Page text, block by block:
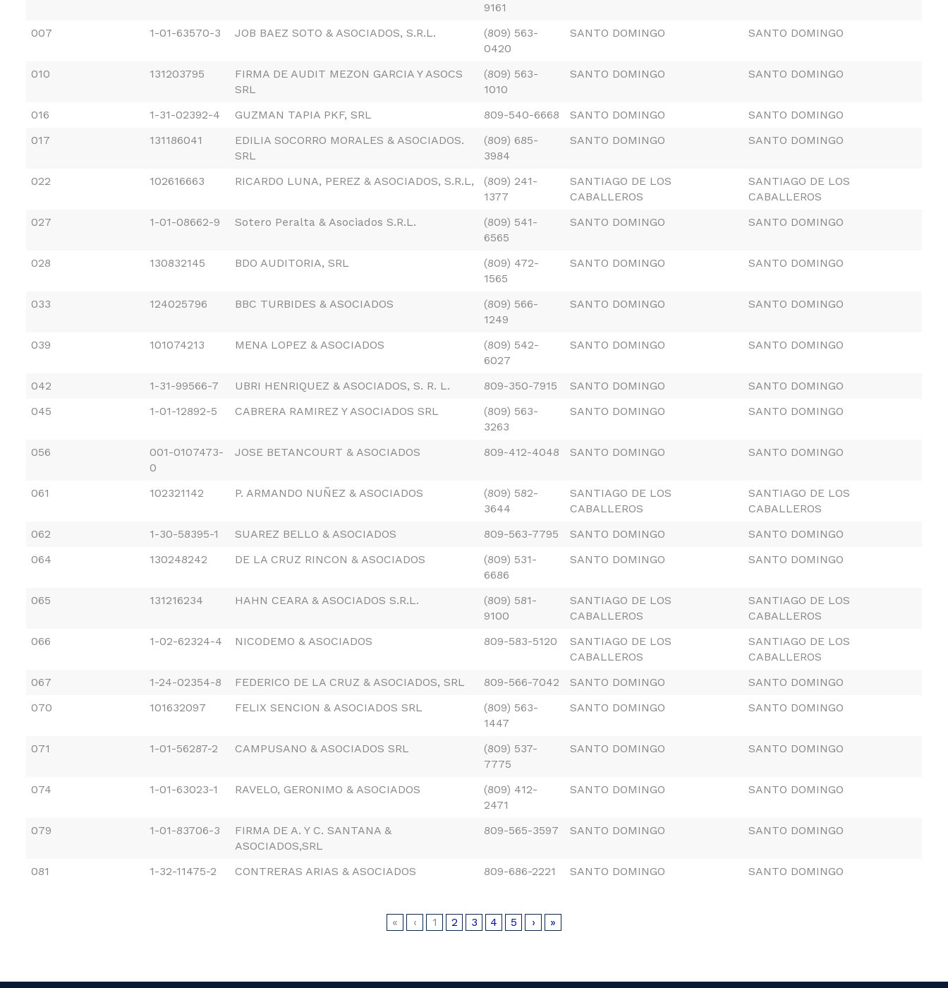
9161
007 1-01-63570-3 JOB BAEZ SOTO & ASOCIADOS, S.R.L.
(809) 563-
0420
SANTO DOMINGO SANTO DOMINGO
010 131203795
FIRMA DE AUDIT MEZON GARCIA Y ASOCS
SRL
(809) 563-
1010
SANTO DOMINGO SANTO DOMINGO
016 1-31-02392-4 GUZMAN TAPIA PKF, SRL 809-540-6668 SANTO DOMINGO
SANTO DOMINGO
017
131186041
EDILIA SOCORRO MORALES & ASOCIADOS.
SRL
(809) 685-
3984
SANTO DOMINGO SANTO DOMINGO
022 102616663 RICARDO LUNA, PEREZ & ASOCIADOS, S.R.L,
(809) 241-
1377
SANTIAGO DE LOS
CABALLEROS
SANTIAGO DE LOS
CABALLEROS
027
1-01-08662-9 Sotero Peralta & Asociados S.R.L.
(809) 541-
6565
SANTO DOMINGO SANTO DOMINGO
028 130832145 BDO AUDITORIA, SRL
(809) 472-
1565
SANTO DOMINGO SANTO DOMINGO
033 124025796 BBC TURBIDES & ASOCIADOS
(809) 566-
1249
SANTO DOMINGO SANTO DOMINGO
039 101074213 MENA LOPEZ & ASOCIADOS
(809) 542-
6027
SANTO DOMINGO SANTO DOMINGO
042 1-31-99566-7 UBRI HENRIQUEZ & ASOCIADOS, S. R. L. 809-350-7915 SANTO DOMINGO
SANTO DOMINGO
045
1-01-12892-5 CABRERA RAMIREZ Y ASOCIADOS SRL
(809) 563-
3263
SANTO DOMINGO SANTO DOMINGO
056
001-0107473-
0
JOSE BETANCOURT & ASOCIADOS 809-412-4048 SANTO DOMINGO SANTO DOMINGO
061 102321142 P. ARMANDO NUÑEZ & ASOCIADOS
(809) 582-
3644
SANTIAGO DE LOS
CABALLEROS
SANTIAGO DE LOS
CABALLEROS
062
1-30-58395-1 SUAREZ BELLO & ASOCIADOS 809-563-7795 SANTO DOMINGO
SANTO DOMINGO
064
130248242 DE LA CRUZ RINCON & ASOCIADOS
(809) 531-
6686
SANTO DOMINGO SANTO DOMINGO
065 131216234 HAHN CEARA & ASOCIADOS S.R.L.
(809) 581-
9100
SANTIAGO DE LOS
CABALLEROS
SANTIAGO DE LOS
CABALLEROS
066
1-02-62324-4 NICODEMO & ASOCIADOS 809-583-5120
SANTIAGO DE LOS
CABALLEROS
SANTIAGO DE LOS
CABALLEROS
067
1-24-02354-8 FEDERICO DE LA CRUZ & ASOCIADOS, SRL 809-566-7042 SANTO DOMINGO
SANTO DOMINGO
070
101632097 FELIX SENCION & ASOCIADOS SRL
(809) 563-
1447
SANTO DOMINGO SANTO DOMINGO
071 1-01-56287-2 CAMPUSANO & ASOCIADOS SRL
(809) 537-
7775
SANTO DOMINGO SANTO DOMINGO
074 1-01-63023-1 RAVELO, GERONIMO & ASOCIADOS
(809) 412-
2471
SANTO DOMINGO SANTO DOMINGO
079 1-01-83706-3
FIRMA DE A. Y C. SANTANA &
ASOCIADOS,SRL
809-565-3597 SANTO DOMINGO SANTO DOMINGO
081 1-32-11475-2 CONTRERAS ARIAS & ASOCIADOS 809-686-2221 SANTO DOMINGO SANTO DOMINGO
« ‹ 1 2 3 4 5 › »